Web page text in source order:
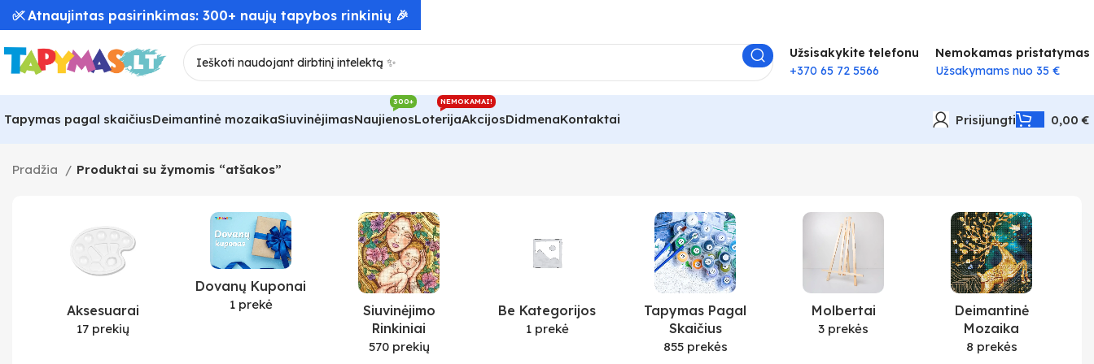
Užsisakykite telefonu
+370 65 72 5566
Nemokamas pristatymas
Užsakymams nuo 35 €
Tapymas pagal skaičiusDeimantinė mozaikaSiuvinėjimasNaujienos
300+
Loterija
NEMOKAMAI!
AkcijosDidmenaKontaktai Prisijungti 0,00€
Pradžia Produktai su žymomis “atšakos”
Aksesuarai
17 prekių
Dovanų Kuponai
1 prekė
Siuvinėjimo
Rinkiniai
570 prekių
Be Kategorijos
1 prekė
Tapymas Pagal
Skaičius
855 prekės
Molbertai
3 prekės
Deimantinė
Mozaika
8 prekės
✅ Atnaujintas pasirinkimas: 300+ naujų tapybos rinkinių 🎉